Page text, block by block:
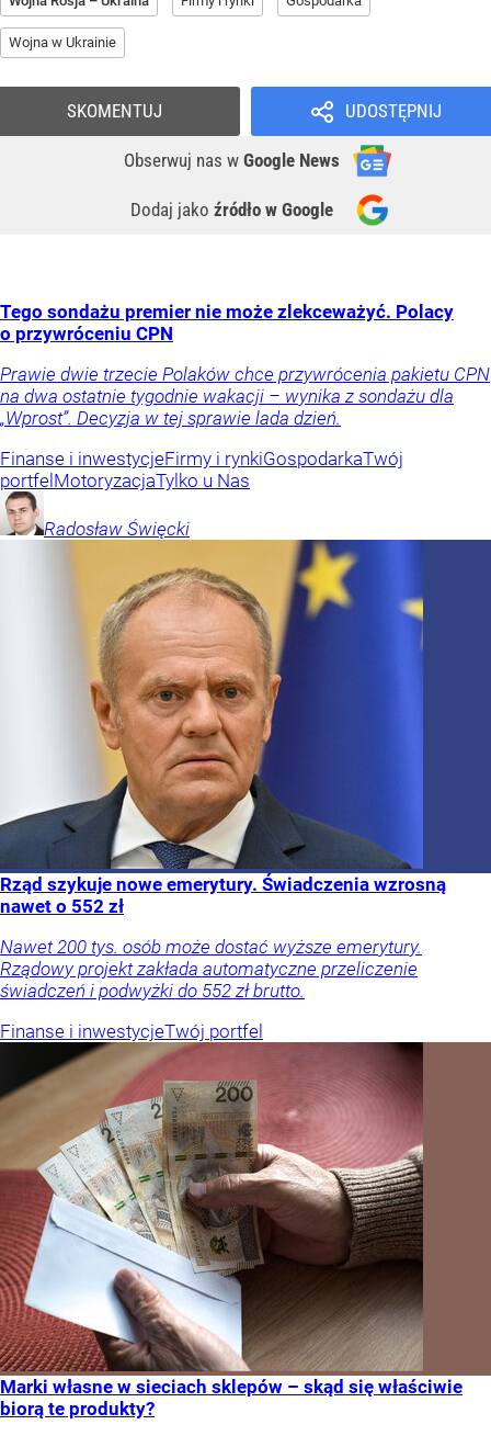
Wojna w Ukrainie
UDOSTĘPNIJ
Obserwuj nas w Google News
Dodaj jako źródło w Google
SKOMENTUJ
Tego sondażu premier nie może zlekceważyć. Polacy
o przywróceniu CPN
Prawie dwie trzecie Polaków chce przywrócenia pakietu CPN
na dwa ostatnie tygodnie wakacji – wynika z sondażu dla
„Wprost”. Decyzja w tej sprawie lada dzień.
Finanse i inwestycjeFirmy i rynkiGospodarkaTwój
portfelMotoryzacjaTylko u Nas
Radosław Święcki
Rząd szykuje nowe emerytury. Świadczenia wzrosną
nawet o 552 zł
Nawet 200 tys. osób może dostać wyższe emerytury.
Rządowy projekt zakłada automatyczne przeliczenie
świadczeń i podwyżki do 552 zł brutto.
Finanse i inwestycjeTwój portfel
Marki własne w sieciach sklepów – skąd się właściwie
biorą te produkty?